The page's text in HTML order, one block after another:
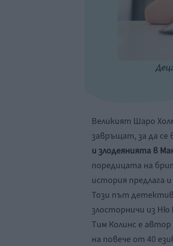
Великият Шаро
завръщат, за да се
и злодеянията в
поредицата на
история предлага
Този път
злосторничи из Ню
Тим Колинс е автор
на повече от 40